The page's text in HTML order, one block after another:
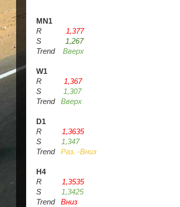
MN1
R 1,377
S
1,267
Trend Вверх
W1
R 1,367
S
1,307
Trend Вверх
D1
R 1,3635
S
1,347
Trend Раз. -Вниз
H4
R 1,3535
S
1,3425
Trend Вниз